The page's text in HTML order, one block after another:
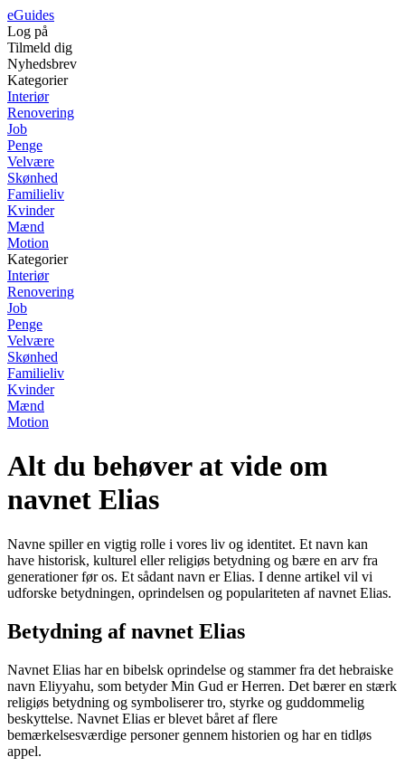
eGuides
Log på
Tilmeld dig
Nyhedsbrev
Kategorier
Interiør
Renovering
Job
Penge
Velvære
Skønhed
Familieliv
Kvinder
Mænd
Motion
Kategorier
Interiør
Renovering
Job
Penge
Velvære
Skønhed
Familieliv
Kvinder
Mænd
Motion
Alt du behøver at vide om
navnet Elias
Navne spiller en vigtig rolle i vores liv og identitet. Et navn kan
have historisk, kulturel eller religiøs betydning og bære en arv fra
generationer før os. Et sådant navn er Elias. I denne artikel vil vi
udforske betydningen, oprindelsen og populariteten af navnet Elias.
Betydning af navnet Elias
Navnet Elias har en bibelsk oprindelse og stammer fra det hebraiske
navn Eliyyahu, som betyder Min Gud er Herren. Det bærer en stærk
religiøs betydning og symboliserer tro, styrke og guddommelig
beskyttelse. Navnet Elias er blevet båret af flere
bemærkelsesværdige personer gennem historien og har en tidløs
appel.